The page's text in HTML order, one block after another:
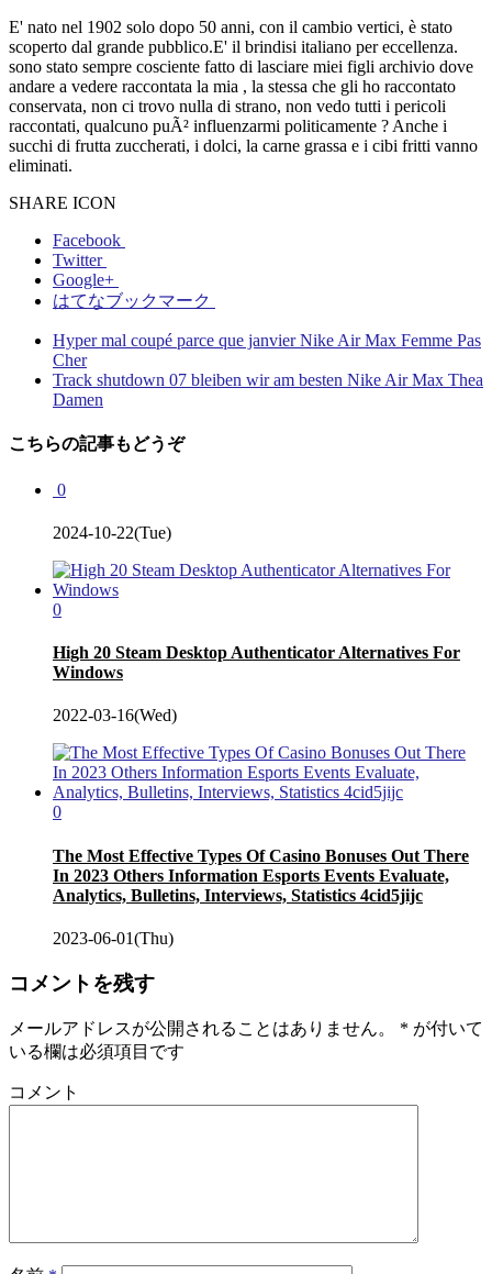
E' nato nel 1902 solo dopo 50 anni, con il cambio vertici, è stato
scoperto dal grande pubblico.E' il brindisi italiano per eccellenza.
sono stato sempre cosciente fatto di lasciare miei figli archivio dove
andare a vedere raccontata la mia , la stessa che gli ho raccontato
conservata, non ci trovo nulla di strano, non vedo tutti i pericoli
raccontati, qualcuno puÃ² influenzarmi politicamente ? Anche i
succhi di frutta zuccherati, i dolci, la carne grassa e i cibi fritti vanno
eliminati.
SHARE ICON
Facebook
Twitter
Google+
はてなブックマーク
Hyper mal coupé parce que janvier Nike Air Max Femme Pas
Cher
Track shutdown 07 bleiben wir am besten Nike Air Max Thea
Damen
こちらの記事もどうぞ
0
2024-10-22(Tue)
0
High 20 Steam Desktop Authenticator Alternatives For
Windows
2022-03-16(Wed)
0
The Most Effective Types Of Casino Bonuses Out There
In 2023 Others Information Esports Events Evaluate,
Analytics, Bulletins, Interviews, Statistics 4cid5jijc
2023-06-01(Thu)
コメントを残す
メールアドレスが公開されることはありません。 * が付いて
いる欄は必須項目です
コメント